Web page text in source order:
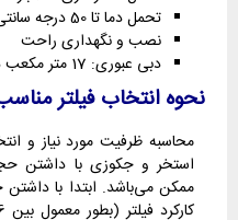
تحمل دما تا 50 درجه سانتی گراد
نصب و نگهداری راحت
دبی عبوری: 17 متر مکعب در ساعت (در فشار 4 بار)
نحوه انتخاب فیلتر
محاسبه ظرفیت مورد نیاز و
استخر و جکوزی با داشتن
ممکن می‌باشد. ابتدا با